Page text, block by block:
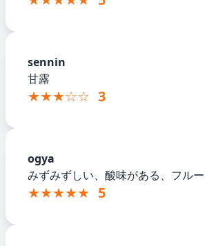
sennin
甘露
★★★☆☆ 3
ogya
みずみずしい、酸味がある、フル
★★★★★ 5